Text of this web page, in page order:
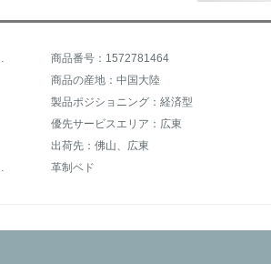
ルジッド裸ベド版 商品番号：1572781464
商品の産地：中国大陸
製品ポジショニング：経済型
優先サービスエリア：広東
出荷先：佛山、広東
ドレール付きです。
革制ベド